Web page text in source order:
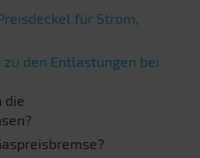
für Strom,
den Entlastungen bei
die